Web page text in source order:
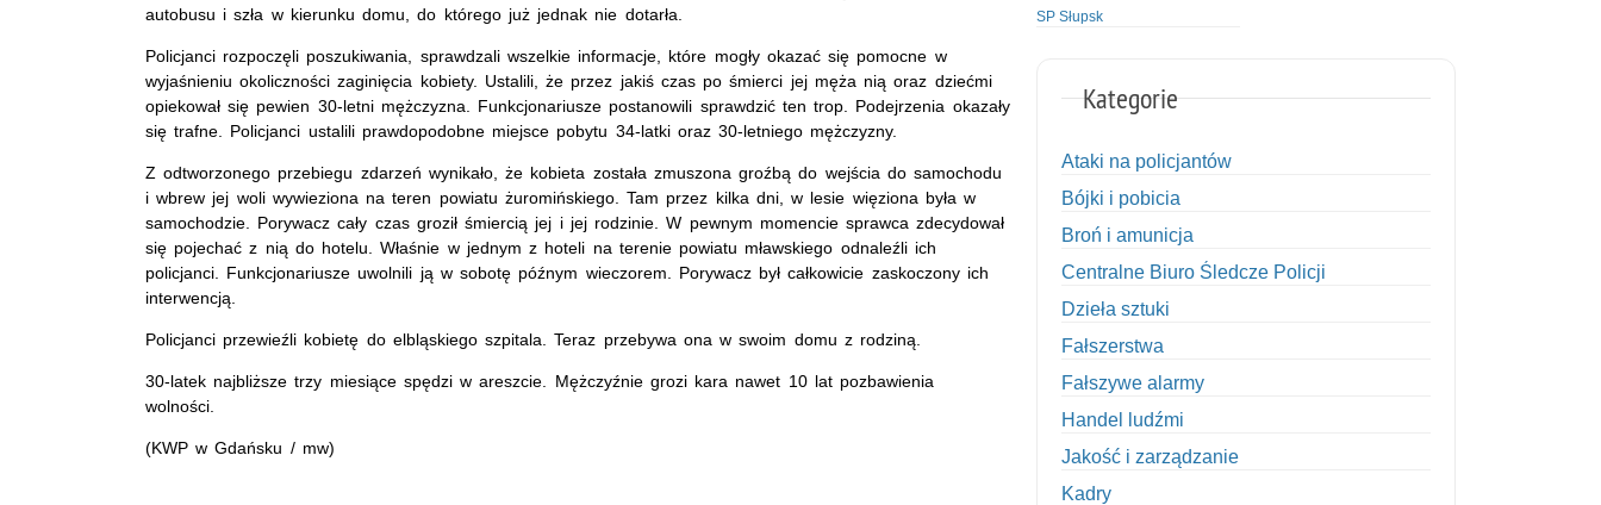
autobusu i szła w kierunku domu, do którego już jednak nie dotarła.
Policjanci rozpoczęli poszukiwania, sprawdzali wszelkie informacje, które mogły okazać się pomocne w
wyjaśnieniu okoliczności zaginięcia kobiety. Ustalili, że przez jakiś czas po śmierci jej męża nią oraz dziećmi
opiekował się pewien 30-letni mężczyzna. Funkcjonariusze postanowili sprawdzić ten trop. Podejrzenia okazały
się trafne. Policjanci ustalili prawdopodobne miejsce pobytu 34-latki oraz 30-letniego mężczyzny.
Z odtworzonego przebiegu zdarzeń wynikało, że kobieta została zmuszona groźbą do wejścia do samochodu
i wbrew jej woli wywieziona na teren powiatu żuromińskiego. Tam przez kilka dni, w lesie więziona była w
samochodzie. Porywacz cały czas groził śmiercią jej i jej rodzinie. W pewnym momencie sprawca zdecydował
się pojechać z nią do hotelu. Właśnie w jednym z hoteli na terenie powiatu mławskiego odnaleźli ich
policjanci. Funkcjonariusze uwolnili ją w sobotę późnym wieczorem. Porywacz był całkowicie zaskoczony ich
interwencją.
Policjanci przewieźli kobietę do elbląskiego szpitala. Teraz przebywa ona w swoim domu z rodziną.
30-latek najbliższe trzy miesiące spędzi w areszcie. Mężczyźnie grozi kara nawet 10 lat pozbawienia
wolności.
(KWP w Gdańsku / mw)
SP Słupsk
Kategorie
Ataki na policjantów
Bójki i pobicia
Broń i amunicja
Centralne Biuro Śledcze Policji
Dzieła sztuki
Fałszerstwa
Fałszywe alarmy
Handel ludźmi
Jakość i zarządzanie
Kadry